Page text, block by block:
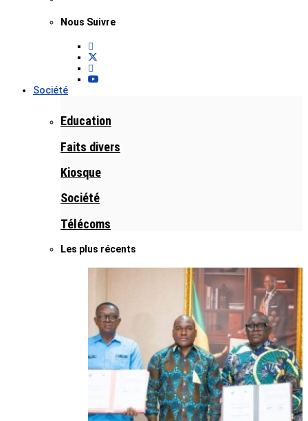
Nous Suivre
Société
Education
Faits divers
Kiosque
Société
Télécoms
Les plus récents